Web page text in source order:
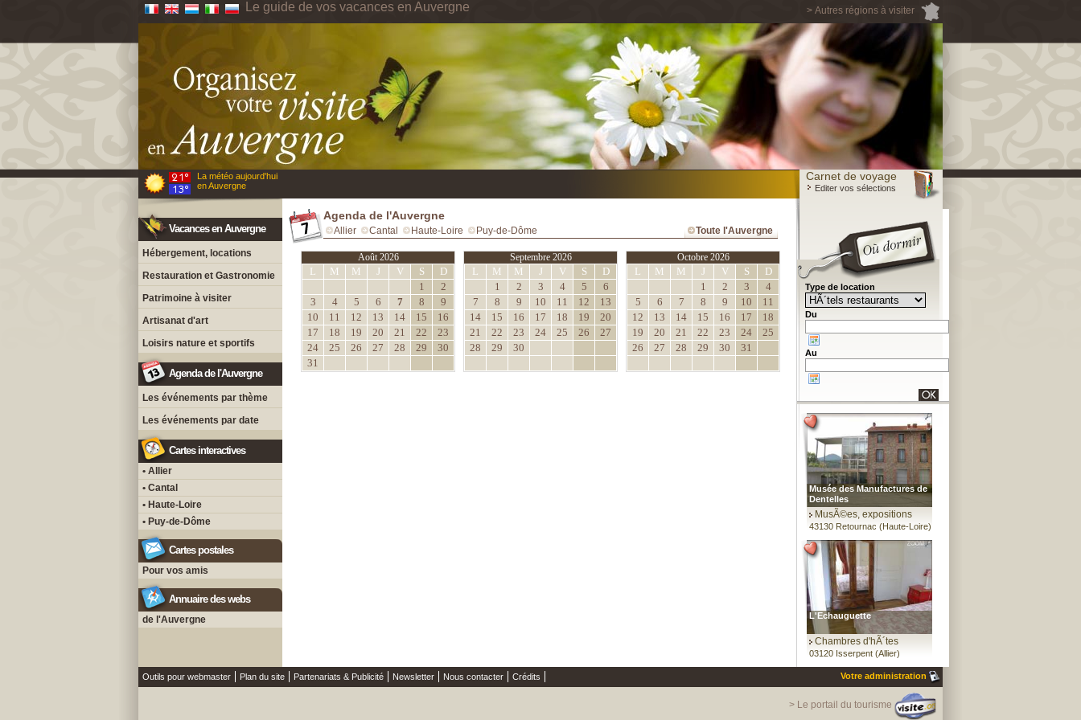
> Autres régions à visiter
Le guide de vos vacances en Auvergne
La météo aujourd'hui
en Auvergne
Carnet de voyage
Editer vos sélections
Vacances en Auvergne
Hébergement, locations
Restauration et Gastronomie
Patrimoine à visiter
Artisanat d'art
Loisirs nature et sportifs
Agenda de l'Auvergne
Les événements par thème
Les événements par date
Cartes interactives
• Allier
• Cantal
• Haute-Loire
• Puy-de-Dôme
Cartes postales
Pour vos amis
Annuaire des webs
de l'Auvergne
Agenda de l'Auvergne
Allier Cantal Haute-Loire Puy-de-Dôme Toute l'Auvergne
Août 2026
L M M J V S
D
1
2
3
4 5 6 7 8
9
10
11 12 13 14 15
16
17
18 19 20 21 22
23
24
25 26 27 28 29
30
31
Septembre 2026
L M M J V S
D
1
2 3 4 5
6
7
8 9 10 11 12
13
14
15 16 17 18 19
20
21
22 23 24 25 26
27
28
29 30
Octobre 2026
L M M J V S
D
1
2 3
4
5
6 7 8 9 10
11
12
13 14 15 16 17
18
19
20 21 22 23 24
25
26
27 28 29 30 31
Type de location
Du
Au
Musée des Manufactures de
Dentelles
MusÃ©es, expositions
43130 Retournac (Haute-Loire)
L'Echauguette
Chambres d'hÃ´tes
03120 Isserpent (Allier)
Outils pour webmaster Plan du site Partenariats & Publicité Newsletter Nous contacter Crédits Votre administration
> Le portail du tourisme